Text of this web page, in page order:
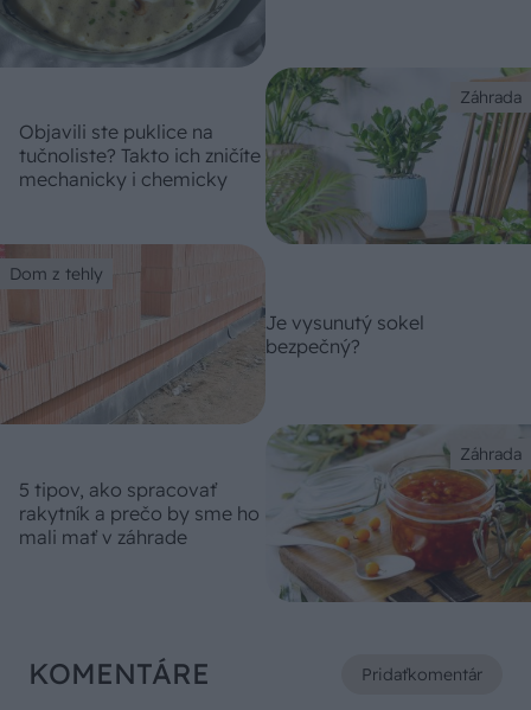
Záhrada
Objavili ste puklice na
tučnoliste? Takto ich zničíte
mechanicky i chemicky
Dom z tehly
Je vysunutý sokel
bezpečný?
Záhrada
5 tipov, ako spracovať
rakytník a prečo by sme ho
mali mať v záhrade
KOMENTÁRE Pridaťkomentár